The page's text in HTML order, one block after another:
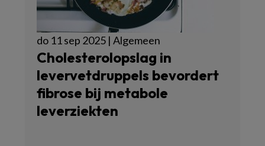
do 11 sep 2025 | Algemeen
Cholesterolopslag in
levervetdruppels bevordert
fibrose bij metabole
leverziekten